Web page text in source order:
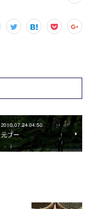
2010.07.24 04:50
元プー